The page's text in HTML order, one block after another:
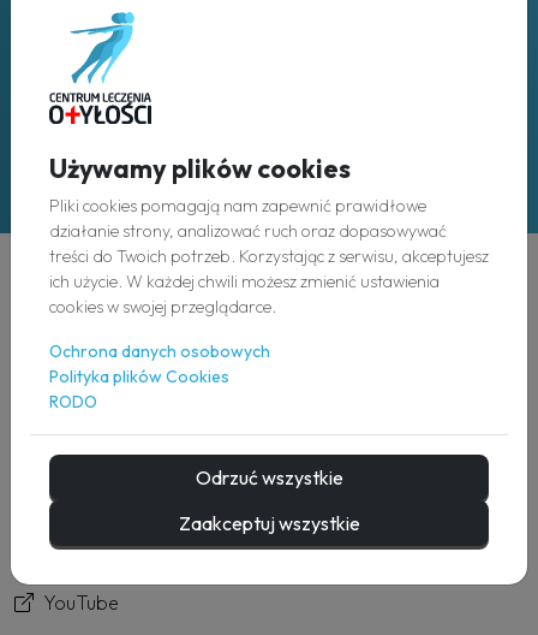
Używamy plików cookies
Pliki cookies pomagają nam zapewnić prawidłowe
działanie strony, analizować ruch oraz dopasowywać
treści do Twoich potrzeb. Korzystając z serwisu, akceptujesz
ich użycie. W każdej chwili możesz zmienić ustawienia
cookies w swojej przeglądarce.
Ochrona danych osobowych
Polityka plików Cookies
RODO
Odrzuć wszystkie
Zaakceptuj wszystkie
Placówki
w całej Polsce
Odkryj
O nas
Nasz zespół
YouTube